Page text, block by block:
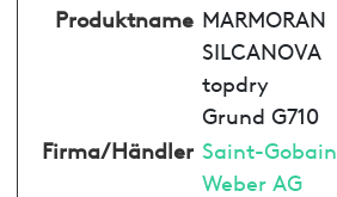
Produktname MARMORAN
SILCANOVA
topdry
Grund G710
Firma/Händler Saint-Gobain
Weber AG